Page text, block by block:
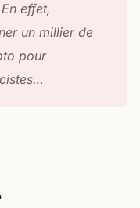
effet,
un millier de
pour